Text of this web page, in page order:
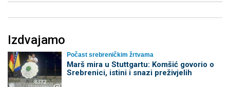
Izdvajamo
Počast srebreničkim žrtvama
Marš mira u Stuttgartu: Komšić govorio o
Srebrenici, istini i snazi preživjelih